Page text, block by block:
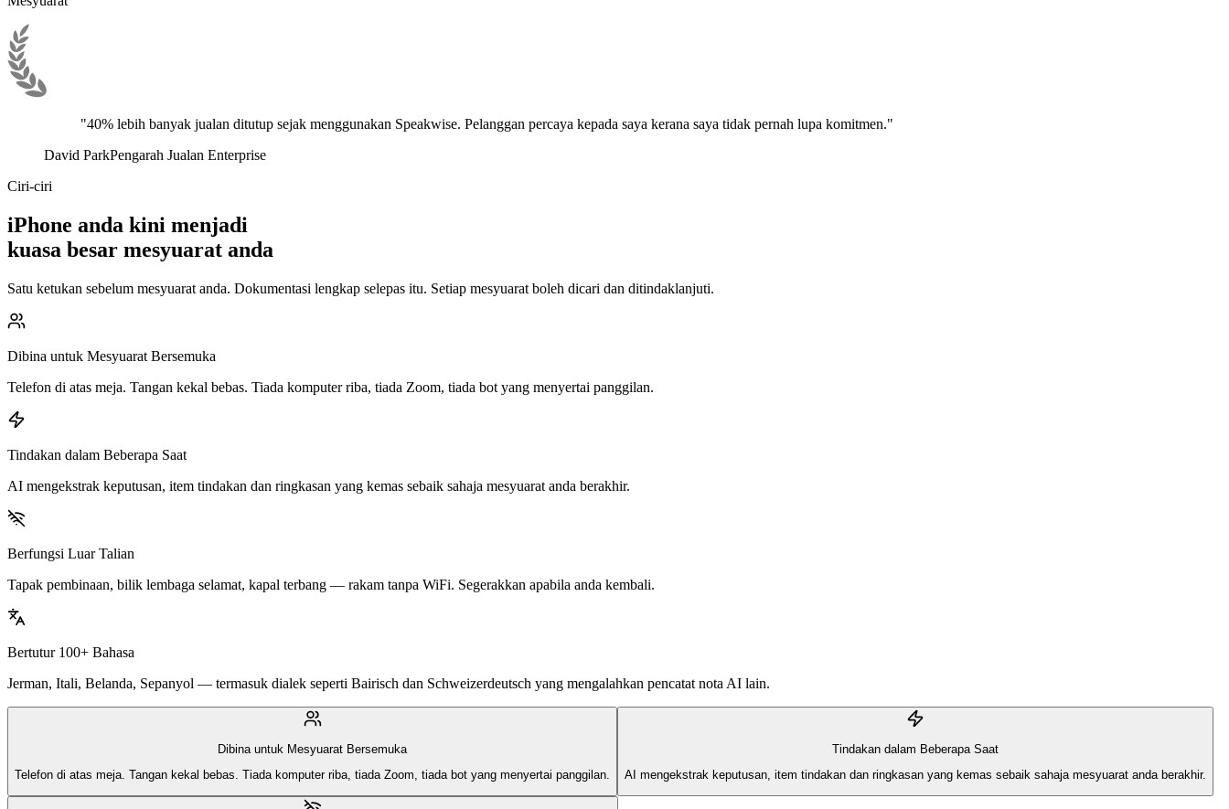
"40% lebih banyak jualan ditutup sejak menggunakan Speakwise. Pelanggan percaya kepada saya kerana saya tidak pernah lupa komitmen."
David ParkPengarah Jualan Enterprise
Ciri-ciri
iPhone anda kini menjadi
kuasa besar mesyuarat anda
Satu ketukan sebelum mesyuarat anda. Dokumentasi lengkap selepas itu. Setiap mesyuarat boleh dicari dan ditindaklanjuti.
Dibina untuk Mesyuarat Bersemuka
Telefon di atas meja. Tangan kekal bebas. Tiada komputer riba, tiada Zoom, tiada bot yang menyertai panggilan.
Tindakan dalam Beberapa Saat
AI mengekstrak keputusan, item tindakan dan ringkasan yang kemas sebaik sahaja mesyuarat anda berakhir.
Berfungsi Luar Talian
Tapak pembinaan, bilik lembaga selamat, kapal terbang — rakam tanpa WiFi. Segerakkan apabila anda kembali.
Bertutur 100+ Bahasa
Jerman, Itali, Belanda, Sepanyol — termasuk dialek seperti Bairisch dan Schweizerdeutsch yang mengalahkan pencatat nota AI lain.
Dibina untuk Mesyuarat Bersemuka
Telefon di atas meja. Tangan kekal bebas. Tiada komputer riba, tiada Zoom, tiada bot yang menyertai panggilan.
Tindakan dalam Beberapa Saat
AI mengekstrak keputusan, item tindakan dan ringkasan yang kemas sebaik sahaja mesyuarat anda berakhir.